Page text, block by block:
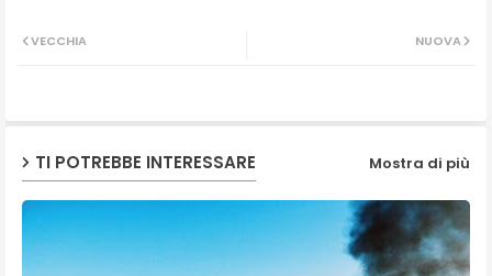
NUOVA
VECCHIA
TI POTREBBE INTERESSARE Mostra di più